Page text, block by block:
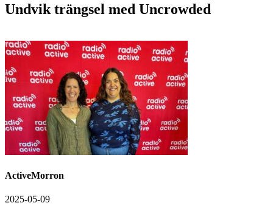
Undvik trängsel med Uncrowded
ActiveMorron
2025-05-09